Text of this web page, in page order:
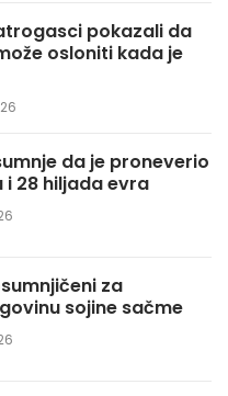
pokazali da
osloniti kada je
da je proneverio
i 28 hiljada evra
za
sojine sačme